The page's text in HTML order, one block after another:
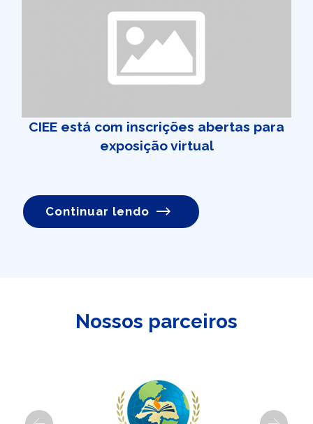
CIEE está com inscrições abertas para
exposição virtual
Continuar lendo
Nossos parceiros